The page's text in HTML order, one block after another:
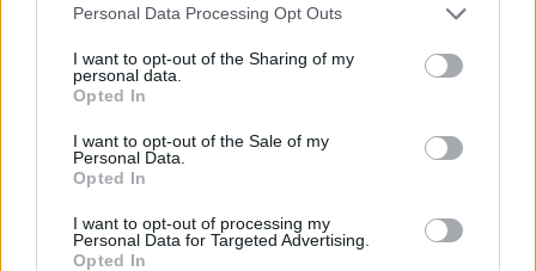
Personal Data Processing Opt Outs
I want to opt-out of the Sharing of my
personal data.
Opted In
I want to opt-out of the Sale of my
Personal Data.
Opted In
I want to opt-out of processing my
Personal Data for Targeted Advertising.
Opted In
Γαρυφαλλιά Καληφώνη:
Διακοπές σε Κουφονήσια και
Πάρο, χωρίς τον Χρήστο
ΠΡΙΝ 11 ΏΡΕΣ
Γιώργος Λιάγκας και Μαρία